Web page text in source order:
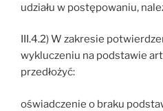
udziału w postępowaniu,
III.4.2) W zakresie
wykluczeniu na podstawie
przedłożyć:
oświadczenie o braku